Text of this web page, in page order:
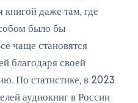
книгой даже там, где
было бы
чаще становятся
благодаря своей
По статистике, в 2023
аудиокниг в России